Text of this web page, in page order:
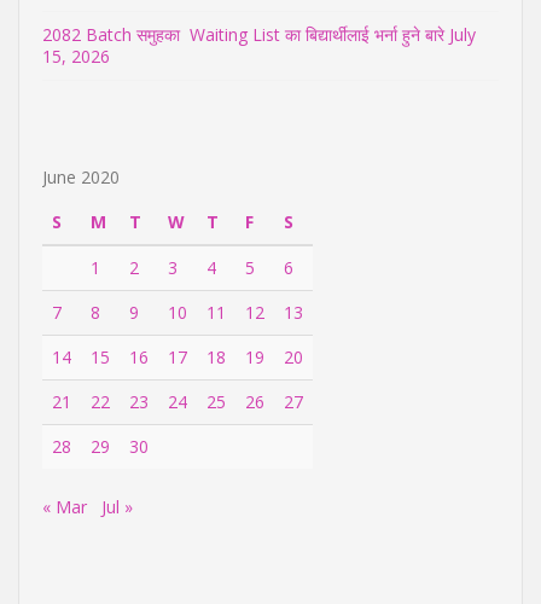
2082 Batch समुहका Waiting List का बिद्यार्थीलाई भर्ना हुने बारे July
15, 2026
June 2020
S
M T W T F
S
1
2 3 4 5
6
7
8 9 10 11 12
13
14
15 16 17 18 19
20
21
22 23 24 25 26
27
28
29 30
« Mar Jul »